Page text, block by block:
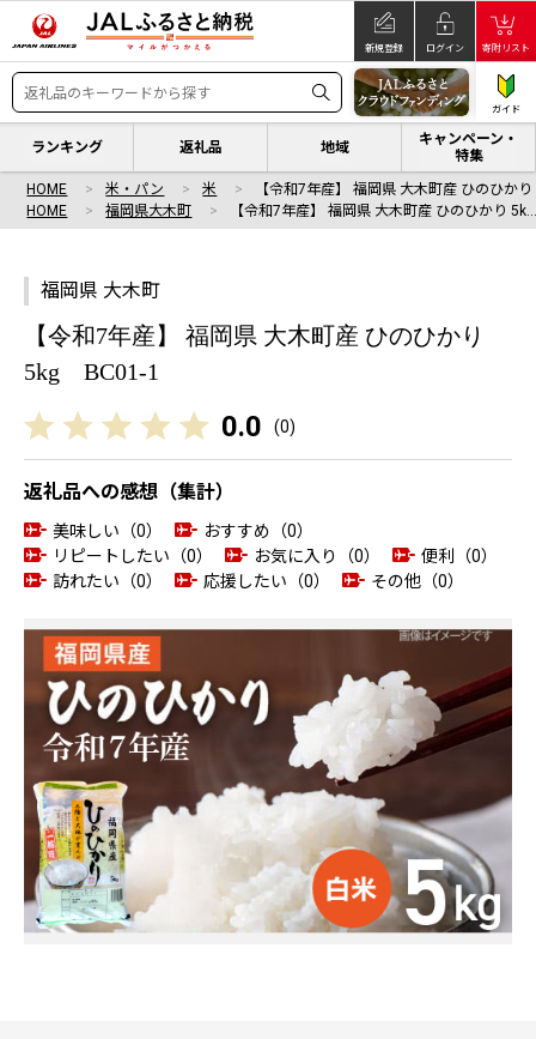
新規登録 ログイン 寄附リスト
ガイド
ランキング 返礼品 地域
キャンペーン・
特集
HOME 米・パン 米
【令和7年産】 福岡県 大木町産 ひのひか
HOME
福岡県大木町 【令和7年産】 福岡県 大木町産 ひのひかり
福岡県 大木町
【令和7年産】 福岡県 大木町産 ひのひかり
5kg BC01-1
0.0 (0)
返礼品への感想（集計）
美味しい（0）
おすすめ（0）
リピートしたい（0）
お気に入り（0）
便利（0）
訪れたい（0）
応援したい（0） その他（0）